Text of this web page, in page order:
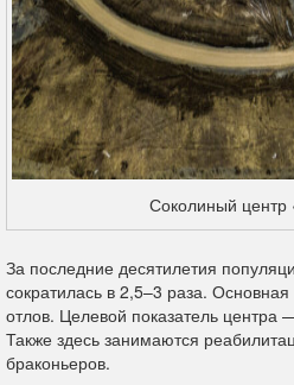
Соколиный центр
За последние десятилетия
сократилась в 2,5–3 раза.
отлов. Целевой показатель центра
Также здесь занимаются
браконьеров.